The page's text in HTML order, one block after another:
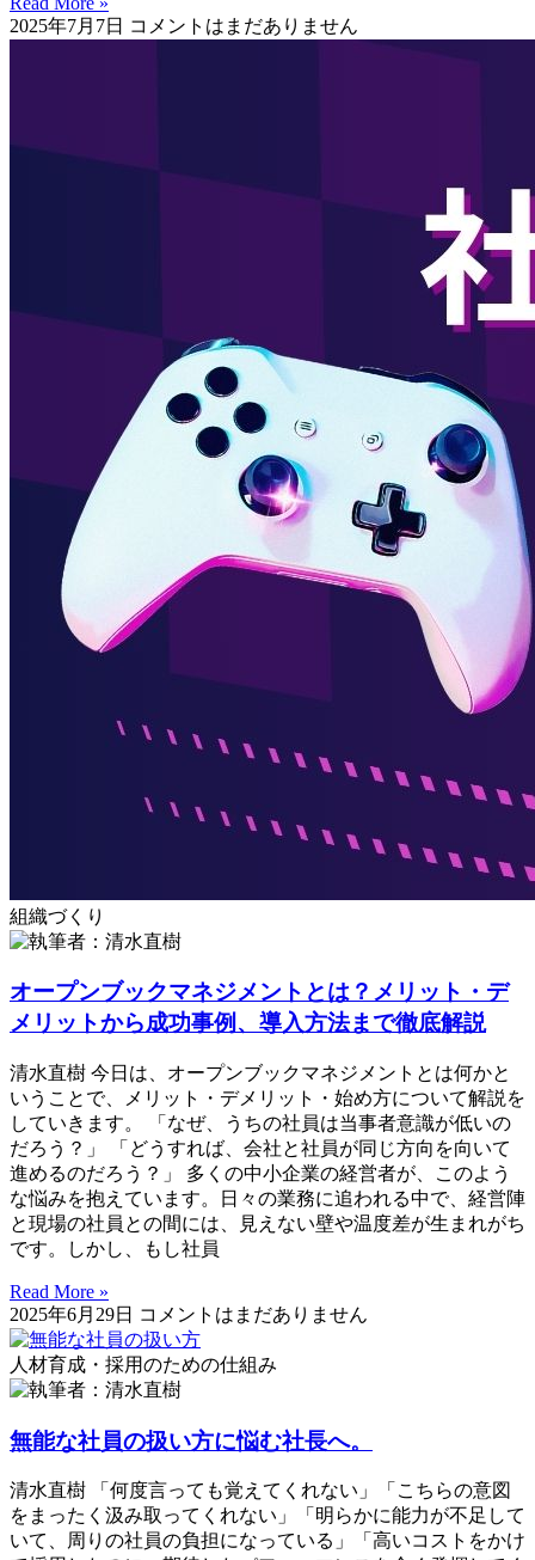
2025年7月7日 コメントはまだありません
組織づくり
オープンブックマネジメントとは？メリット・デ
メリットから成功事例、導入方法まで徹底解説
清水直樹 今日は、オープンブックマネジメントとは何かと
いうことで、メリット・デメリット・始め方について解説を
していきます。 「なぜ、うちの社員は当事者意識が低いの
だろう？」 「どうすれば、会社と社員が同じ方向を向いて
進めるのだろう？」 多くの中小企業の経営者が、このよう
な悩みを抱えています。日々の業務に追われる中で、経営陣
と現場の社員との間には、見えない壁や温度差が生まれがち
です。しかし、もし社員
Read More »
2025年6月29日 コメントはまだありません
人材育成・採用のための仕組み
無能な社員の扱い方に悩む社長へ。
清水直樹 「何度言っても覚えてくれない」「こちらの意図
をまったく汲み取ってくれない」「明らかに能力が不足して
いて、周りの社員の負担になっている」「高いコストをかけ